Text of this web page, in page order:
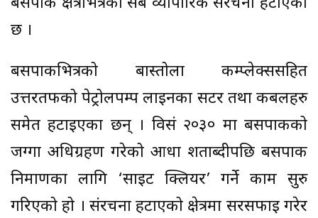
छ ।
बसपार्कभित्रको बास्तोला कम्प्लेक्ससहित
उत्तरतर्फको पेट्रोलपम्प लाइनका सटर तथा कबलहरु
समेत हटाइएका छन् । विसं २०३० मा बसपार्कको
जग्गा अधिग्रहण गरेको आधा शताब्दीपछि बसपार्क
निर्माणका लागि ‘साइट क्लियर’ गर्ने काम सुरु
गरिएको हो । संरचना हटाएको क्षेत्रमा सरसफाइ गरेर